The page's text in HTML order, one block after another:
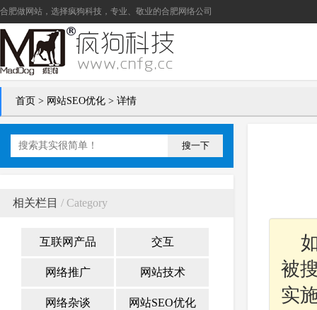
合肥做网站 ，选择疯狗科技，专业、敬业的合肥网络公司
首页 > 网站SEO优化 > 详情
搜一下
相关栏目 / Category
互联网产品 交互
网络推广 网站技术
网络杂谈 网站SEO优化
被
实